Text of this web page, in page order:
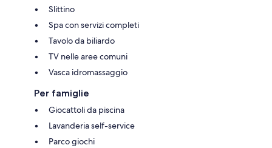
Slittino
Spa con servizi completi
Tavolo da biliardo
TV nelle aree comuni
Vasca idromassaggio
Per famiglie
Giocattoli da piscina
Lavanderia self-service
Parco giochi